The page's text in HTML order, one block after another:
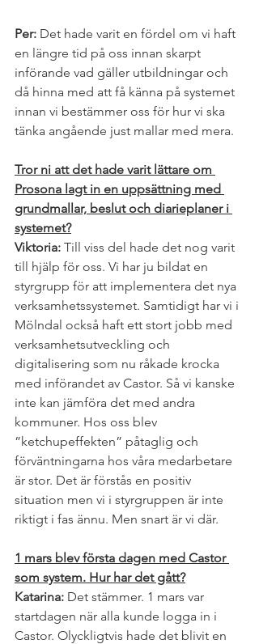
Per: Det hade varit en fördel om vi haft
en längre tid på oss innan skarpt
införande vad gäller utbildningar och
då hinna med att få känna på systemet
innan vi bestämmer oss för hur vi ska
tänka angående just mallar med mera.
Tror ni att det hade varit lättare om
Prosona lagt in en uppsättning med
grundmallar, beslut och diarieplaner i
systemet?
Viktoria: Till viss del hade det nog varit
till hjälp för oss. Vi har ju bildat en
styrgrupp för att implementera det nya
verksamhetssystemet. Samtidigt har vi i
Mölndal också haft ett stort jobb med
verksamhetsutveckling och
digitalisering som nu råkade krocka
med införandet av Castor. Så vi kanske
inte kan jämföra det med andra
kommuner. Hos oss blev
”ketchupeffekten” påtaglig och
förväntningarna hos våra medarbetare
är stor. Det är förstås en positiv
situation men vi i styrgruppen är inte
riktigt i fas ännu. Men snart är vi där.
1 mars blev första dagen med Castor
som system. Hur har det gått?
Katarina: Det stämmer. 1 mars var
startdagen när alla kunde logga in i
Castor. Olyckligtvis hade det blivit en